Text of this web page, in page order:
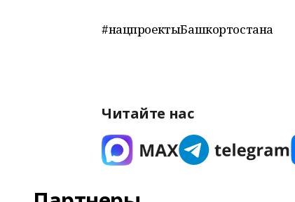
#нацпроектыБашкортостана
Читайте нас